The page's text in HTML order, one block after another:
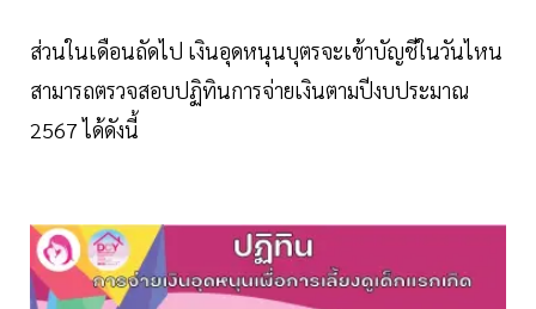
ส่วนในเดือนถัดไป เงินอุดหนุนบุตรจะเข้าบัญชีในวันไหน
สามารถตรวจสอบปฏิทินการจ่ายเงินตามปีงบประมาณ
2567 ได้ดังนี้